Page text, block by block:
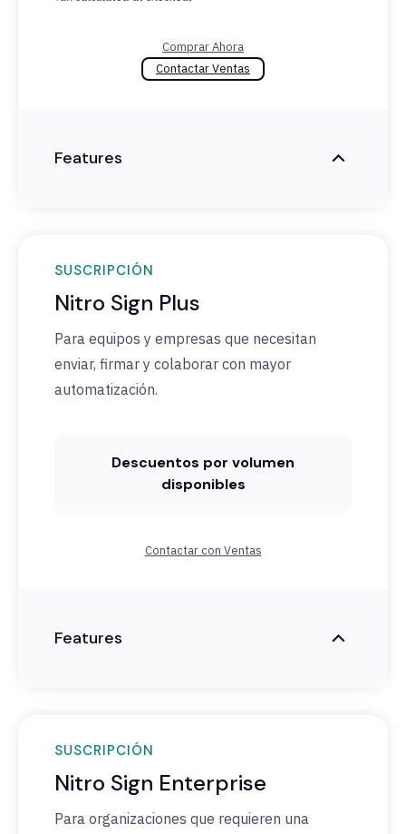
Comprar Ahora
Contactar Ventas
Features
SUSCRIPCIÓN
Nitro Sign Plus
Para equipos y empresas que necesitan
enviar, firmar y colaborar con mayor
automatización.
Descuentos por volumen
disponibles
Contactar con Ventas
Features
SUSCRIPCIÓN
Nitro Sign Enterprise
Para organizaciones que requieren una